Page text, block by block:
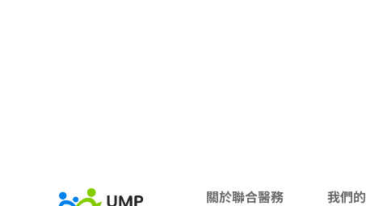
關於聯合醫務 我們